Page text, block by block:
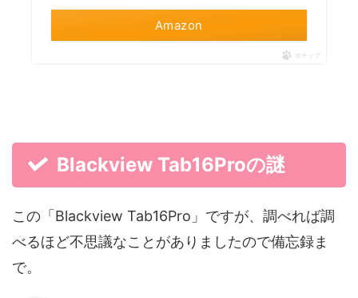
Amazon
ポチップ
Blackview Tab16Proの謎
この「Blackview Tab16Pro」ですが、調べれば調
べるほど不思議なことがありましたので備忘録ま
で。